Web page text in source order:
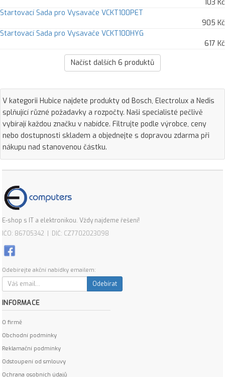
103 Kč
Startovací Sada pro Vysavače VCKT100PET
905 Kč
Startovací Sada pro Vysavače VCKT100HYG
617 Kč
Načíst dalších 6 produktů
V kategorii Hubice najdete produkty od Bosch, Electrolux a Nedis
splňující různé požadavky a rozpočty. Naši specialisté pečlivě
vybírají každou značku v nabídce. Filtrujte podle výrobce, ceny
nebo dostupnosti skladem a objednejte s dopravou zdarma při
nákupu nad stanovenou částku.
E-shop s IT a elektronikou. Vždy najdeme řešení!
IČO: 86705342 | DIČ: CZ7702023098
Odebírejte akční nabídky emailem:
Odebírat
INFORMACE
O firmě
Obchodní podmínky
Reklamační podmínky
Odstoupení od smlouvy
Ochrana osobních údajů